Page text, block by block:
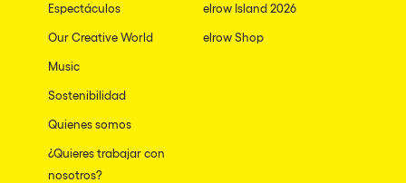
Espectáculos
Our Creative World
Music
Sostenibilidad
Quienes somos
¿Quieres trabajar con
nosotros?
elrow Island 2026
elrow Shop